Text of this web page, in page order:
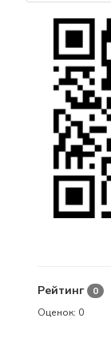
Рейтинг
0
Оценок: 0